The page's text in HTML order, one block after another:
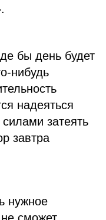
бы день будет
нибудь
надеяться
затеять
завтра
нужное